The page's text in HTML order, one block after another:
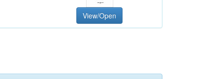
View/Open